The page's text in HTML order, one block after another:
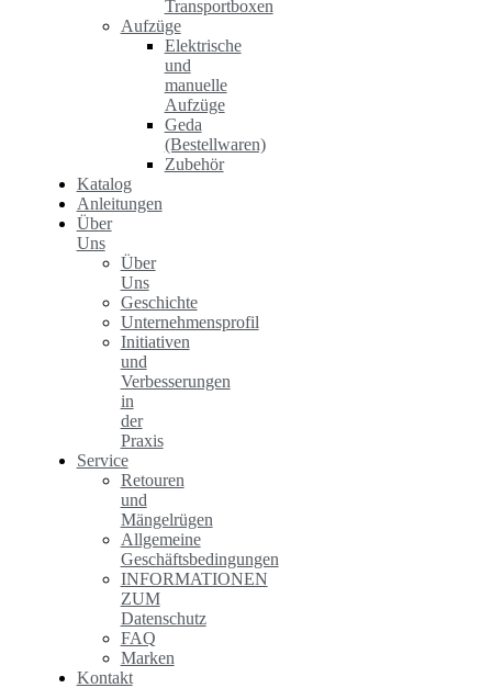
Transportboxen
Aufzüge
Elektrische
und
manuelle
Aufzüge
Geda
(Bestellwaren)
Zubehör
Katalog
Anleitungen
Über
Uns
Über
Uns
Geschichte
Unternehmensprofil
Initiativen
und
Verbesserungen
in
der
Praxis
Service
Retouren
und
Mängelrügen
Allgemeine
Geschäftsbedingungen
INFORMATIONEN
ZUM
Datenschutz
FAQ
Marken
Kontakt